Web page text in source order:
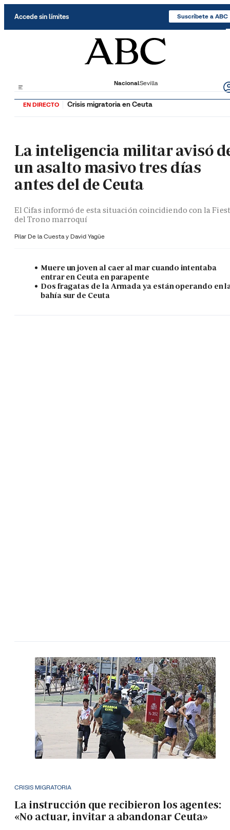
Accede sin límites Suscríbete a ABC
NacionalSevilla
EN DIRECTO Crisis migratoria en Ceuta
La inteligencia militar avisó
un asalto masivo tres días
antes del de Ceuta
El Cifas informó de esta situación coincidiendo con la
del Trono marroquí
Pilar De la Cuesta y David Yagüe
Muere un joven al caer al mar cuando intentaba
entrar en Ceuta en parapente
Dos fragatas de la Armada ya están operando en
bahía sur de Ceuta
CRISIS MIGRATORIA
La instrucción que recibieron los agentes:
«No actuar, invitar a abandonar Ceuta»